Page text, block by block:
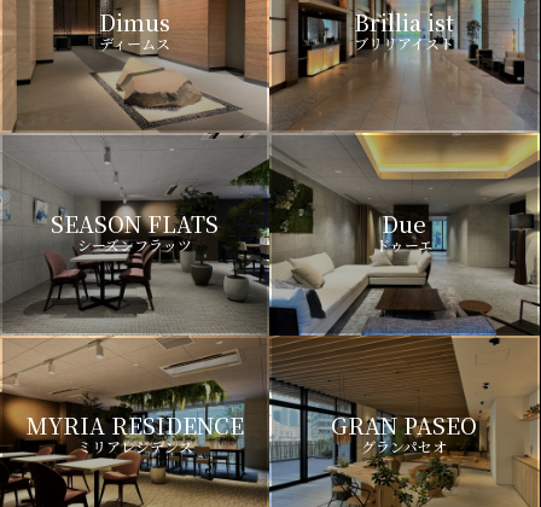
Dimus
ディームス
Brillia ist
ブリリアイスト
SEASON FLATS
シーズンフラッツ
Due
ドゥーエ
MYRIA RESIDENCE
ミリアレジデンス
GRAN PASEO
グランパセオ